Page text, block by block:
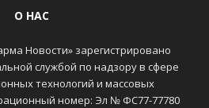
О НАС
Новости» зарегистрировано
службой по надзору в сфере
технологий и массовых
номер: Эл № ФС77-77780